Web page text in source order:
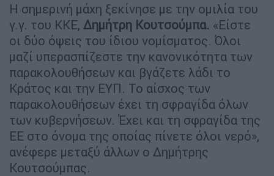
Η σημερινή μάχη ξεκίνησε με την ομιλία του
γ.γ. του ΚΚΕ, Δημήτρη Κουτσούμπα. «Είστε
οι δύο όψεις του ίδιου νομίσματος. Όλοι
μαζί υπερασπίζεστε την κανονικότητα των
παρακολουθήσεων και βγάζετε λάδι το
Κράτος και την ΕΥΠ. Το αίσχος των
παρακολουθήσεων έχει τη σφραγίδα όλων
των κυβερνήσεων. Έχει και τη σφραγίδα της
ΕΕ στο όνομα της οποίας πίνετε όλοι νερό»,
ανέφερε μεταξύ άλλων ο Δημήτρης
Κουτσούμπας.